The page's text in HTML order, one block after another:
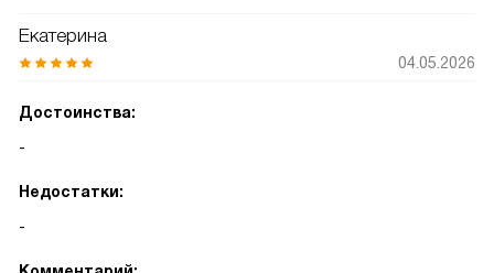
Екатерина
04.05.2026
Достоинства:
-
Недостатки:
-